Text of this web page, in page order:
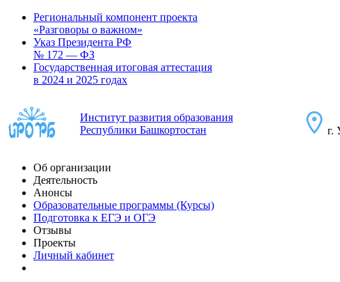
Региональный компонент проекта
«Разговоры о важном»
Указ Президента РФ
№ 172 — ФЗ
Государственная итоговая аттестация
в 2024 и 2025 годах
Институт развития образования
Республики Башкортостан
г.
Об организации
Деятельность
Анонсы
Образовательные программы (Курсы)
Подготовка к ЕГЭ и ОГЭ
Отзывы
Проекты
Личный кабинет